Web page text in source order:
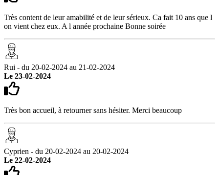
Très content de leur amabilité et de leur sérieux. Ca fait 10 ans que l
on vient chez eux. A l année prochaine Bonne soirée
Rui - du 20-02-2024 au 21-02-2024
Le 23-02-2024
Très bon accueil, à retourner sans hésiter. Merci beaucoup
Cyprien - du 20-02-2024 au 20-02-2024
Le 22-02-2024